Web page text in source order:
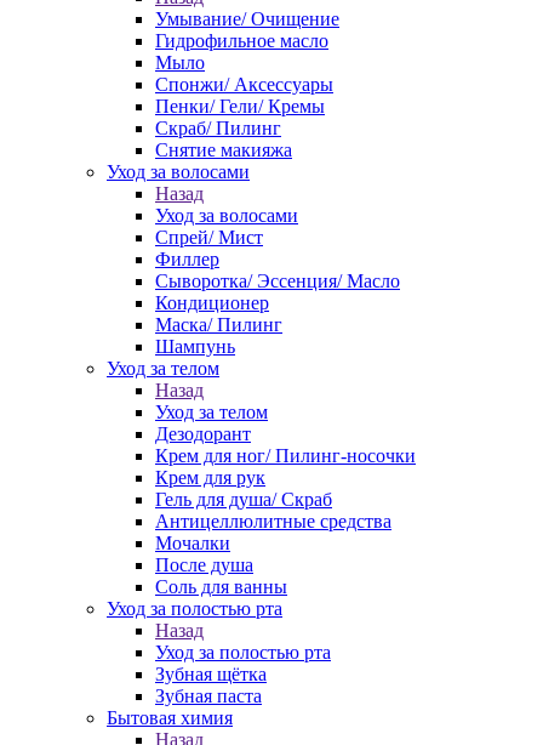
Умывание/ Очищение
Гидрофильное масло
Мыло
Спонжи/ Аксессуары
Пенки/ Гели/ Кремы
Скраб/ Пилинг
Снятие макияжа
Уход за волосами
Назад
Уход за волосами
Спрей/ Мист
Филлер
Сыворотка/ Эссенция/ Масло
Кондиционер
Маска/ Пилинг
Шампунь
Уход за телом
Назад
Уход за телом
Дезодорант
Крем для ног/ Пилинг-носочки
Крем для рук
Гель для душа/ Скраб
Антицеллюлитные средства
Мочалки
После душа
Соль для ванны
Уход за полостью рта
Назад
Уход за полостью рта
Зубная щётка
Зубная паста
Бытовая химия
Назад